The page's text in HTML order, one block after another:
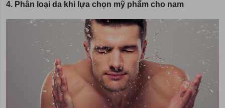
4. Phân loại da khi lựa chọn mỹ phẩm cho nam